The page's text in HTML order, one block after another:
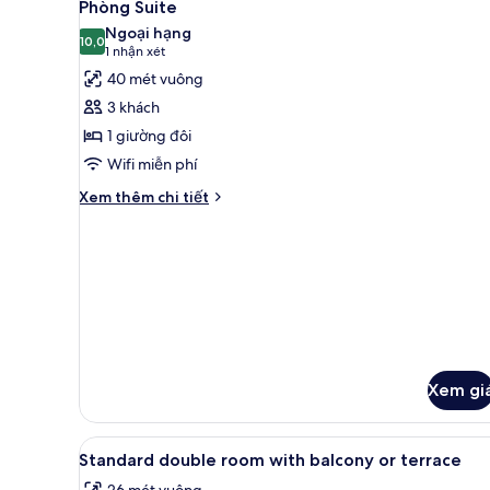
with
Shower)
tất
cả
ảnh
Phòng
Suite
Phòng Suite
10,010,0 trên 10
Ngoại hạng
1 nhận xét
(1
nhận
xét)
40 mét vuông
3 khách
1 giường đôi
Wifi miễn phí
Xem thêm chi tiết
Chi
Xem
Xem
tất
Bàn, bàn ủi/dụng cụ ủi quần
4
Standard double room with balcony or terrace